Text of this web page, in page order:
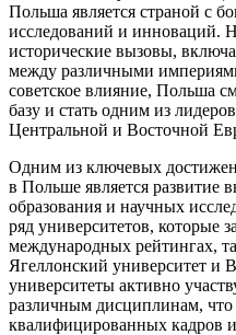
Польша является страной с
исследований и инноваций.
исторические вызовы,
между различными
советское влияние, Польша
базу и стать одним из
Центральной и Восточной
Одним из ключевых
в Польше является развитие
образования и научных
ряд университетов, которые
международных рейтингах,
Ягеллонский университет и
университеты активно
различным дисциплинам, что
квалифицированных кадров